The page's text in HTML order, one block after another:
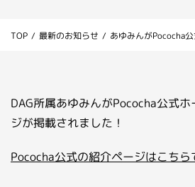
お問い合わせ
TOP / 最新のお知らせ / あゆみんがPococha
DAG所属あゆみんがPococha公式
ジが掲載されました！
Pococha公式の紹介ページはこちら